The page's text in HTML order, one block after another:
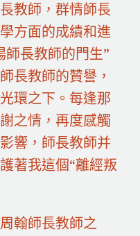
教師，群情師長
方面的成績和進
師長教師的門生”
長教師的贊譽，
環之下。每逢那
之情，再度感觸
響，師長教師并
著我這個“離經叛
翰師長教師之